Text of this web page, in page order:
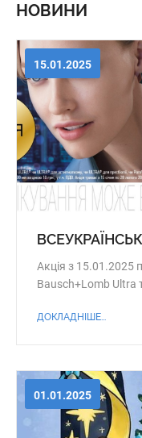
НОВИНИ
15.01.2025
Акція з 15.01.2025
Bausch+Lomb Ultra
ДОКЛАДНІШЕ...
01.01.2025